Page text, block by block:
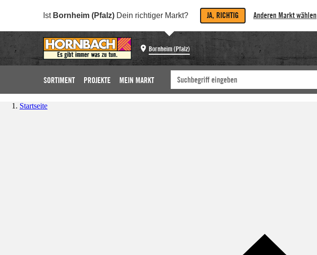
Ist Bornheim (Pfalz) Dein richtiger Markt? JA, RICHTIG Anderen Markt wählen
Bornheim (Pfalz)
SORTIMENT PROJEKTE MEIN MARKT
Startseite